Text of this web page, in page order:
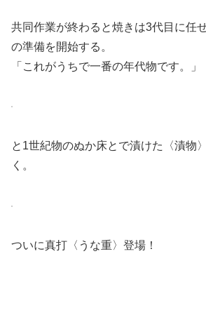
共同作業が終わると焼きは3代目に任
の準備を開始する。
「これがうちで一番の年代物です。」
と1世紀物のぬか床とで漬けた〈漬物
く。
ついに真打〈うな重〉登場！